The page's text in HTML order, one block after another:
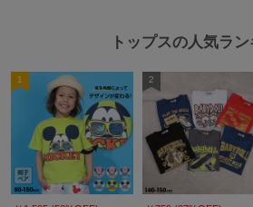
トップスの人気ラ
1 2